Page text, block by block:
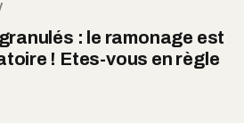
: le ramonage est
! Etes-vous en règle